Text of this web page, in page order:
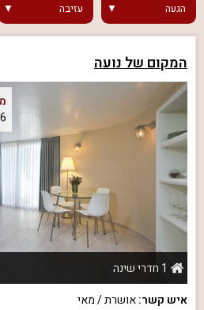
הגעה עזיבה
המקום של נועה
6 חוות דעת אמיתיות
1 חדרי שינה
איש קשר:אושרת / מאי